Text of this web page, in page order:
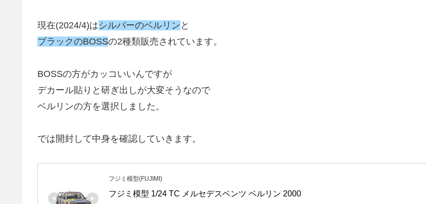
現在(2024/4)はシルバーのベルリン と
ブラックのBOSSの2種類販売されています。
BOSSの方がカッコいいんですが
デカール貼りと研ぎ出しが大変そうなので
ベルリンの方を選択しました。
では開封して中身を確認していきます。
フジミ模型(FUJIMI)
フジミ模型 1/24 TC メルセデスベンツ ベルリン 2000